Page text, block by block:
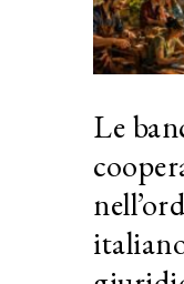
Le